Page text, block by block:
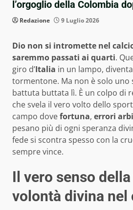
l’orgoglio della Colombia
Redazione 9 Luglio 2026
Dio non si intromette nel
saremmo passati ai quarti.
giro d’Italia in un lampo,
tormentone. Ma non è solo uno
battuta buttata lì. È un colpo di
che svela il vero volto dello
campo dovefortuna, errori
pesano più di ogni speranza
fede si scontra spesso con la
sempre vince.
Il vero senso
volontà divina nel